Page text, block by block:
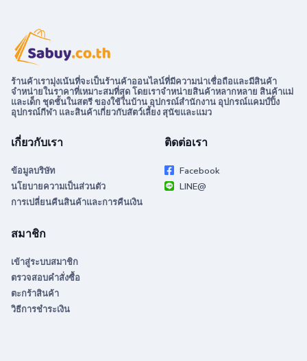
ร้านค้าเรามุ่งเน้นที่จะเป็นร้านค้าออนไลน์ที่มีความน่าเชื่อถือและมีสินค้า
จำหน่ายในราคาที่เหมาะสมที่สุด โดยเราจำหน่ายสินค้าหลากหลาย สินค้าแม่
และเด็ก ชุดชั้นในสตรี ของใช้ในบ้าน อุปกรณ์สำนักงาน อุปกรณ์แคมป์ปิ้ง
อุปกรณ์กีฬา และสินค้าเกี่ยวกับสัตว์เลี้ยง สุนัขและแมว
เกี่ยวกับเรา
ข้อมูลบริษัท
นโยบายความเป็นส่วนตัว
การเปลี่ยนคืนสินค้าและการคืนเงิน
ติดต่อเรา
Facebook
LINE@
สมาชิก
เข้าสู่ระบบสมาชิก
ตรวจสอบคำสั่งซื้อ
ตะกร้าสินค้า
วิธีการชำระเงิน